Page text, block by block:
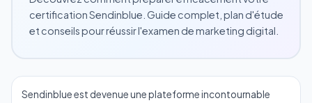
certification Sendinblue. Guide complet, plan d'étude
et conseils pour réussir l'examen de marketing digital.
Sendinblue est devenue une plateforme incontournable